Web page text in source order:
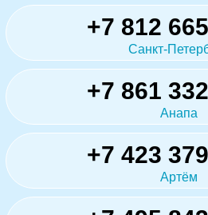
+7 812
Санкт-
+7 861
Анапа
+7 423
Артём